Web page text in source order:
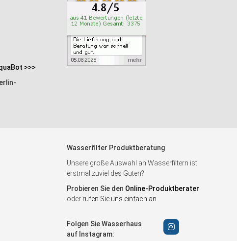
>>>
Wasserfilter Produktberatung
Unsere große Auswahl an Wasserfiltern ist
erstmal zuviel des Guten?
Probieren Sie den Online-Produktberater
oder rufen Sie uns einfach an
Folgen Sie Wasserhaus
auf Instagram: